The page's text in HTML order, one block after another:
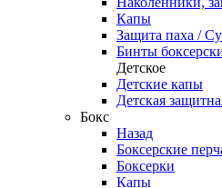
Капы
Защита паха /
Бинты
Детское
Детские капы
Детская
Бокс
Назад
Боксерские
Боксерки
Капы